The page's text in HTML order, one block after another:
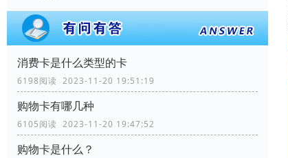
消费卡是什么类型的卡
6198阅读 2023-11-20 19:51:19
购物卡有哪几种
6105阅读 2023-11-20 19:47:52
购物卡是什么？